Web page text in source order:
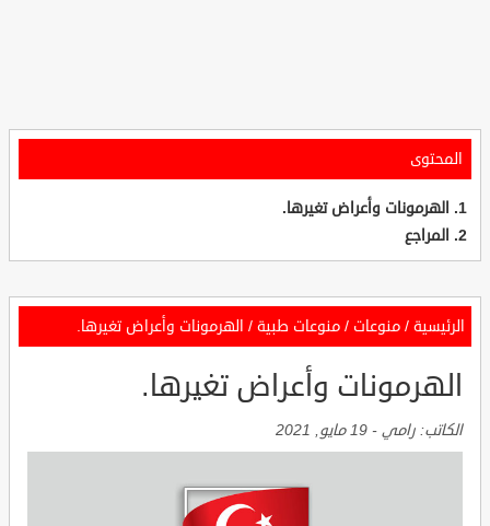
المحتوى
الهرمونات وأعراض تغيرها.
المراجع
الرئيسية / منوعات / منوعات طبية / الهرمونات وأعراض تغيرها.
الهرمونات وأعراض تغيرها.
الكاتب: رامي - 19 مايو, 2021